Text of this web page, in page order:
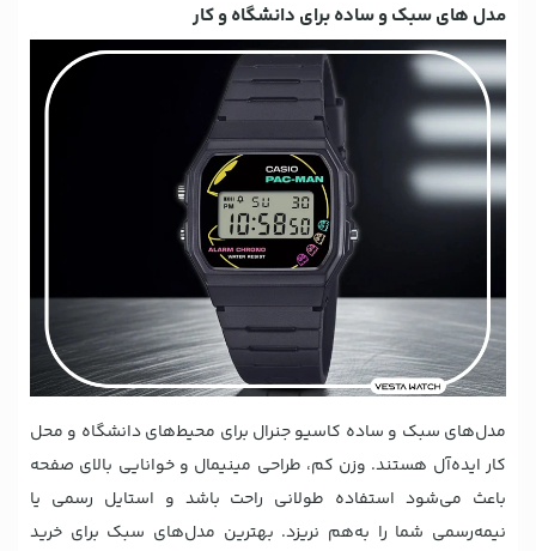
مدل های سبک و ساده برای دانشگاه و کار
مدل‌های سبک و ساده کاسیو جنرال برای محیط‌های دانشگاه و محل
کار ایده‌آل هستند. وزن کم، طراحی مینیمال و خوانایی بالای صفحه
باعث می‌شود استفاده طولانی راحت باشد و استایل رسمی یا
نیمه‌رسمی شما را به‌هم نریزد. بهترین مدل‌های سبک برای خرید